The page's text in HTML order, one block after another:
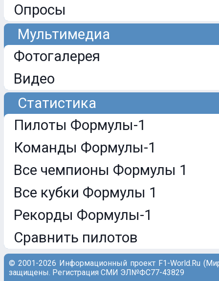
Опросы
Мультимедиа
Фотогалерея
Видео
Статистика
Пилоты Формулы-1
Команды Формулы-1
Все чемпионы Формулы 1
Все кубки Формулы 1
Рекорды Формулы-1
Сравнить пилотов
© 2001-2026 Информационный проект F1-World.Ru
защищены. Регистрация СМИ ЭЛ№ФС77-43829